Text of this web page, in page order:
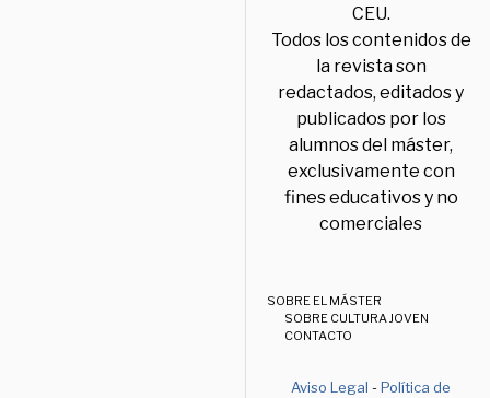
CEU.
Todos los contenidos de
la revista son
redactados, editados y
publicados por los
alumnos del máster,
exclusivamente con
fines educativos y no
comerciales
SOBRE EL MÁSTER
SOBRE CULTURA JOVEN
CONTACTO
Aviso Legal -Política de